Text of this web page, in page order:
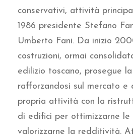
conservativi, attività
1986 presidente Stefano
Umberto Fani. Da inizio
costruzioni, ormai
edilizio toscano, prosegue
rafforzandosi sul mercato e
propria attività con la
di edifici per ottimizzarne le
valorizzarne la redditività.